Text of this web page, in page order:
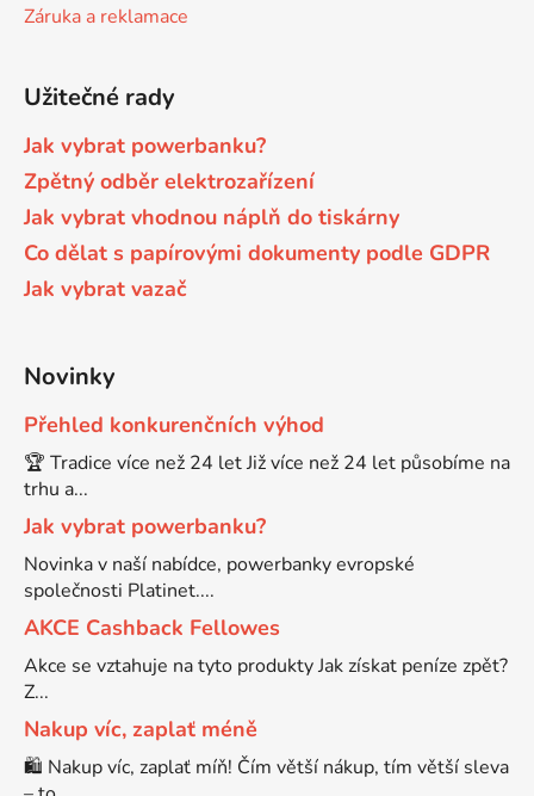
Záruka a reklamace
Užitečné rady
Jak vybrat powerbanku?
Zpětný odběr elektrozařízení
Jak vybrat vhodnou náplň do tiskárny
Co dělat s papírovými dokumenty podle GDPR
Jak vybrat vazač
Novinky
Přehled konkurenčních výhod
🏆 Tradice více než 24 let Již více než 24 let působíme na
trhu a...
Jak vybrat powerbanku?
Novinka v naší nabídce, powerbanky evropské
společnosti Platinet....
AKCE Cashback Fellowes
Akce se vztahuje na tyto produkty Jak získat peníze zpět?
Z...
Nakup víc, zaplať méně
🛍️ Nakup víc, zaplať míň! Čím větší nákup, tím větší sleva